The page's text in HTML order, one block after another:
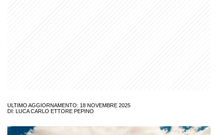
ULTIMO AGGIORNAMENTO: 18 NOVEMBRE 2025
DI: LUCA CARLO ETTORE PEPINO